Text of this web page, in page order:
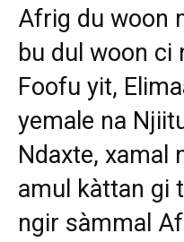
Afrig du woon
bu dul woon ci
Foofu yit,
yemale na
Ndaxte, xamal
amul kàttan gi
ngir sàmmal